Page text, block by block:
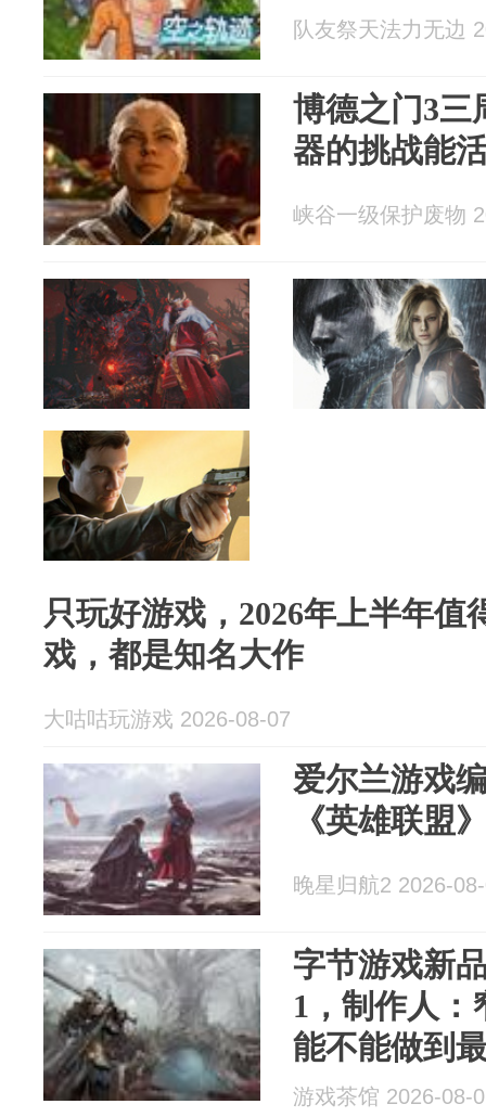
队友祭天法力无边
博德之门3三
器的挑战能
峡谷一级保护废物
只玩好游戏，2026年上半年值
戏，都是知名大作
大咕咕玩游戏 2026-08-07
爱尔兰游戏
《英雄联盟
晚星归航2 2026-
字节游戏新
1，制作人：
能不能做到
游戏茶馆 2026-08-